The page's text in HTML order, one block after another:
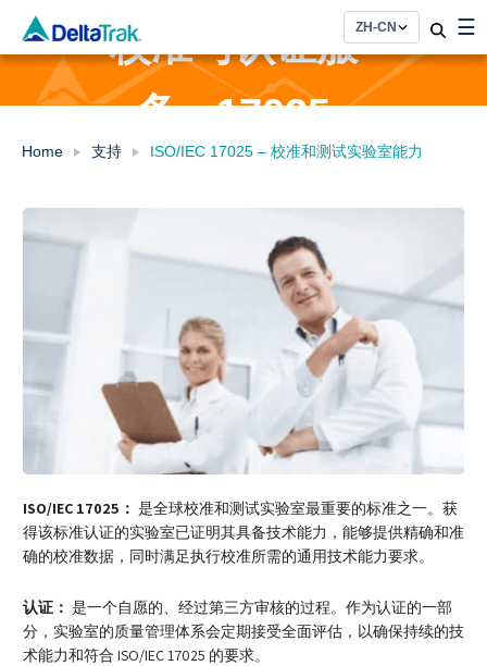
☰
content
校准与认证服
务 - 17025
Home 支持 ISO/IEC 17025 – 校准和测试实验室能力
ISO/IEC 17025： 是全球校准和测试实验室最重要的标准之一。获
得该标准认证的实验室已证明其具备技术能力，能够提供精确和准
确的校准数据，同时满足执行校准所需的通用技术能力要求。
认证： 是一个自愿的、经过第三方审核的过程。作为认证的一部
分，实验室的质量管理体系会定期接受全面评估，以确保持续的技
术能力和符合 ISO/IEC 17025 的要求。